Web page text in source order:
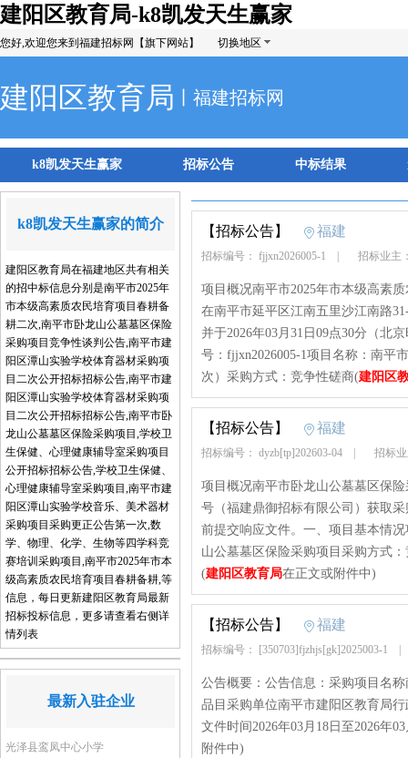
建阳区教育局-k8凯发天生赢家
您好,欢迎您来到福建招标网【旗下网站】 切换地区
建阳区教育局 丨福建招标网
k8凯发天生赢家 招标公告 中标结果
k8凯发天生赢家的简介
建阳区教育局在福建地区共有相关
的招中标信息分别是南平市2025年
市本级高素质农民培育项目春耕备
耕二次,南平市卧龙山公墓墓区保险
采购项目竞争性谈判公告,南平市建
阳区潭山实验学校体育器材采购项
目二次公开招标招标公告,南平市建
阳区潭山实验学校体育器材采购项
目二次公开招标招标公告,南平市卧
龙山公墓墓区保险采购项目,学校卫
生保健、心理健康辅导室采购项目
公开招标招标公告,学校卫生保健、
心理健康辅导室采购项目,南平市建
阳区潭山实验学校音乐、美术器材
采购项目采购更正公告第一次,数
学、物理、化学、生物等四学科竞
赛培训采购项目,南平市2025年市本
级高素质农民培育项目春耕备耕,等
信息，每日更新建阳区教育局最新
招标投标信息，更多请查看右侧详
情列表
最新入驻企业
光泽县鸾凤中心小学
【招标公告】 福建
招标编号： fjjxn2026005-1 招标业主
项目概况南平市2025年市本级高素
在南平市延平区江南五里沙江南路
并于2026年03月31日09点30分（北
号：fjjxn2026005-1项目名称：南平
次）采购方式：竞争性磋商(建阳区
【招标公告】 福建
招标编号： dyzb[tp]202603-04 招标业
项目概况南平市卧龙山公墓墓区保
号（福建鼎御招标有限公司）获取
前提交响应文件。一、项目基本情
山公墓墓区保险采购项目采购方式
(建阳区教育局在正文或附件中)
【招标公告】 福建
招标编号： [350703]fjzhjs[gk]2025003-1
公告概要：公告信息：采购项目名
品目采购单位南平市建阳区教育局
文件时间2026年03月18日至2026年
附件中)